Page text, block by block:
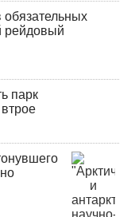
рейдовый
парк